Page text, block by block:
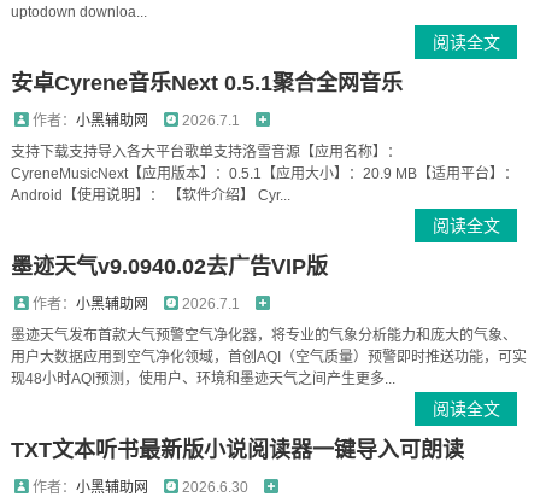
uptodown downloa...
阅读全文
安卓Cyrene音乐Next 0.5.1聚合全网音乐
作者： 小黑辅助网
2026.7.1
支持下载支持导入各大平台歌单支持洛雪音源【应用名称】：
CyreneMusicNext【应用版本】：0.5.1【应用大小】：20.9 MB【适用平台】：
Android【使用说明】： 【软件介绍】 Cyr...
阅读全文
墨迹天气v9.0940.02去广告VIP版
作者： 小黑辅助网
2026.7.1
墨迹天气发布首款大气预警空气净化器，将专业的气象分析能力和庞大的气象、
用户大数据应用到空气净化领域，首创AQI（空气质量）预警即时推送功能，可实
现48小时AQI预测，使用户、环境和墨迹天气之间产生更多...
阅读全文
TXT文本听书最新版小说阅读器一键导入可朗读
作者： 小黑辅助网
2026.6.30